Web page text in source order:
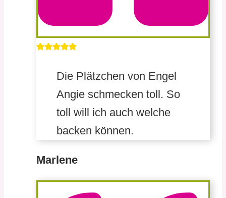
Die Plätzchen von Engel
Angie schmecken toll. So
toll will ich auch welche
backen können.
Marlene